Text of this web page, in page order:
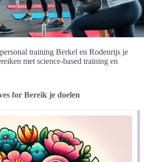
training Berkel en Rodenrijs je
met science-based training en
for Bereik je doelen